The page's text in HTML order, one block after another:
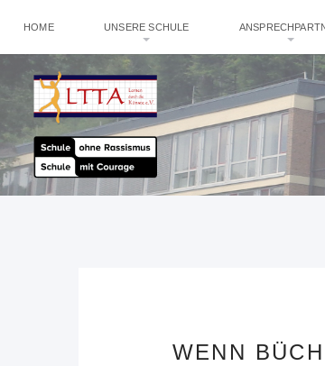
HOME UNSERE SCHULE
WENN